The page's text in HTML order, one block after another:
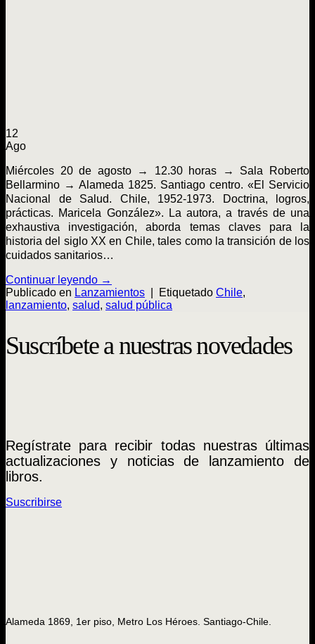
12
Ago
Miércoles 20 de agosto → 12.30 horas → Sala Roberto
Bellarmino → Alameda 1825. Santiago centro. «El Servicio
Nacional de Salud. Chile, 1952-1973. Doctrina, logros,
prácticas. Maricela González». La autora, a través de una
exhaustiva investigación, aborda temas claves para la
historia del siglo XX en Chile, tales como la transición de los
cuidados sanitarios…
Continuar leyendo →
Publicado en Lanzamientos Etiquetado Chile,
lanzamiento, salud, salud pública
Suscríbete a nuestras novedades
Regístrate para recibir todas nuestras últimas
actualizaciones y noticias de lanzamiento de
libros.
Suscribirse
Alameda 1869, 1er piso, Metro Los Héroes. Santiago-Chile.